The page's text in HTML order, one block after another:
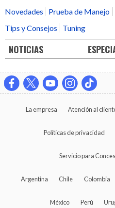
Novedades
Prueba de Manejo
Tips y Consejos
Tuning
NOTICIAS
La empresa Atención al
Políticas de privacidad
Servicio para
Argentina Chile Colombia
México Perú